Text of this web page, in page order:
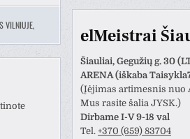
VILNIUJE,
elMeistrai
Šiauliai, Gegužių g. 30
ARENA (iškaba
(Įėjimas artimesnis nuo
Mus rasite šalia JYSK.)
Dirbame I-V 9-18 val
Tel. +370 (659) 83704